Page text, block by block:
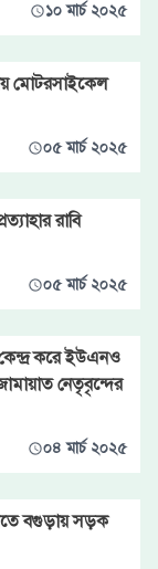
১০ মার্চ ২০২৫
মোটরসাইকেল
০৫ মার্চ ২০২৫
রাবি
০৫ মার্চ ২০২৫
করে ইউএনও
নেতৃবৃন্দের
০৪ মার্চ ২০২৫
বগুড়ায় সড়ক